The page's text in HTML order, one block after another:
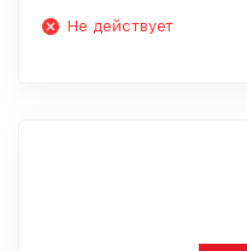
Не действует